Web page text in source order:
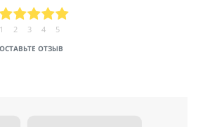
ОСТАВЬТЕ ОТЗЫВ
1 2 3 4 5